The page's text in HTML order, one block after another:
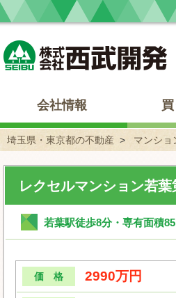
会社情報
埼玉県・東京都の不動産 マンショ
レクセルマンション若葉
若葉駅徒歩8分・専有面積
価 格 2990万円